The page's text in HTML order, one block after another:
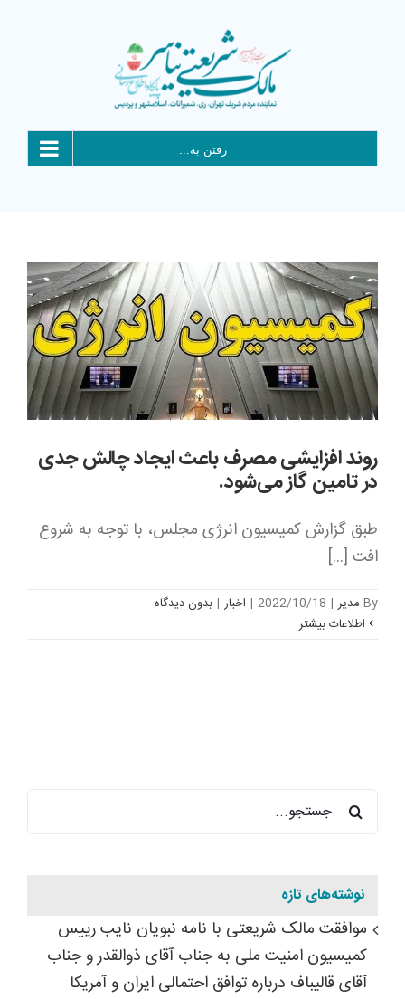
رفتن به...
روند افزایشی مصرف باعث ایجاد چالش جدی
در تامین گاز می‌شود.
طبق گزارش کمیسیون انرژی مجلس، با توجه به شروع
افت [...]
By مدیر |
2022/10/18
| اخبار | بدون ديدگاه
اطلاعات بیشتر
جستجو
برای:
نوشته‌های تازه
موافقت مالک شریعتی با نامه نبویان نایب رییس
کمیسیون امنیت ملی به جناب آقای ذوالقدر و جناب
آقای قالیباف درباره توافق احتمالی ایران و آمریکا